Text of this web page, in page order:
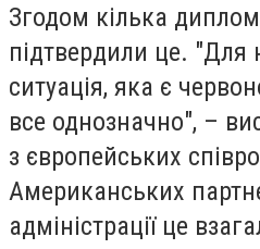
Згодом кілька
підтвердили це. "Для
ситуація, яка є
все однозначно", –
з європейських
Американських
адміністрації це